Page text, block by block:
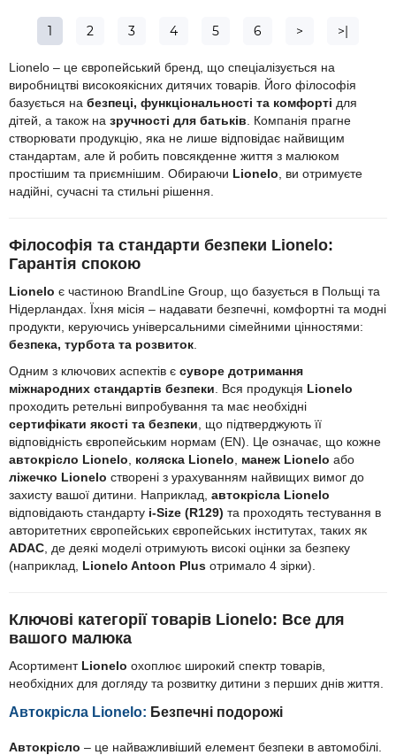
1 2 3 4 5 6 > >|
Lionelo – це європейський бренд, що спеціалізується на
виробництві високоякісних дитячих товарів. Його філософія
базується на безпеці, функціональності та комфорті для
дітей, а також на зручності для батьків . Компанія прагне
створювати продукцію, яка не лише відповідає найвищим
стандартам, але й робить повсякденне життя з малюком
простішим та приємнішим. Обираючи Lionelo , ви отримуєте
надійні, сучасні та стильні рішення.
Філософія та стандарти безпеки Lionelo:
Гарантія спокою
Lionelo є частиною BrandLine Group, що базується в Польщі та
Нідерландах. Їхня місія – надавати безпечні, комфортні та модні
продукти, керуючись універсальними сімейними цінностями:
безпека, турбота та розвиток
Одним з ключових аспектів є суворе дотримання
міжнародних стандартів безпеки . Вся продукція Lionelo
проходить ретельні випробування та має необхідні
сертифікати якості та безпеки , що підтверджують її
відповідність європейським нормам (EN). Це означає, що кожне
автокрісло Lionelo
коляска Lionelo манеж Lionelo або
ліжечко Lionelo створені з урахуванням найвищих вимог до
захисту вашої дитини. Наприклад, автокрісла Lionelo
відповідають стандарту i-Size (R129) та проходять тестування в
авторитетних європейських європейських інститутах, таких як
ADAC , де деякі моделі отримують високі оцінки за безпеку
(наприклад, Lionelo Antoon Plus отримало 4 зірки).
Ключові категорії товарів Lionelo: Все для
вашого малюка
Асортимент Lionelo охоплює широкий спектр товарів,
необхідних для догляду та розвитку дитини з перших днів життя.
Автокрісла Lionelo: Безпечні подорожі
Автокрісло – це найважливіший елемент безпеки в автомобілі.